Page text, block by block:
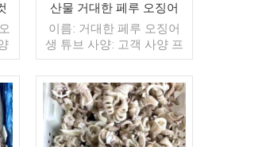
:
/
산물 거대한 페루 오징어
생 튜브
이름: 거대한 페루 오징어
생 튜브 사양: 고객 사양 프
로세스: 컷 유약: BQF 40%
(맞춤형) 포장: 1kg / 가방,
10kg / 짠 가방 (맞춤형) 판
매 모델: 도매/수출 최소.
주문: 20피트 컨테이너 /
40피트 컨테이너 지불: 보
더 읽기